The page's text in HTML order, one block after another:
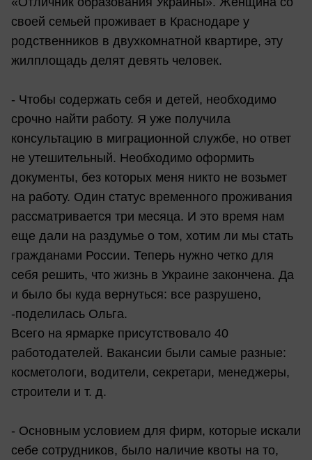
своей семьей проживает в Краснодаре у
родственников в двухкомнатной квартире, эту
жилплощадь делят девять человек.
- Чтобы содержать себя и детей, необходимо
срочно найти работу. Я уже получила
консультацию в миграционной службе, но ответ
не утешительный. Необходимо оформить
документы, без которых меня никто не возьмет
на работу. Один статус временного проживания
рассматривается три месяца. И это время нам
еще дали на раздумье о том, хотим ли мы стать
гражданами России. Теперь нужно четко для
себя решить, что жизнь в Украине закончена. Да
и было бы куда вернуться: все разрушено,
-поделилась Ольга.
Всего на ярмарке присутствовало 40
работодателей. Вакансии были самые разные:
косметологи, водители, секретари, менеджеры,
строители и т. д.
- Основным условием для фирм, которые искали
себе сотрудников, было наличие квоты на то,